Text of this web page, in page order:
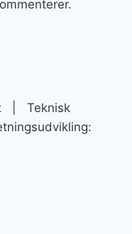
| Teknisk